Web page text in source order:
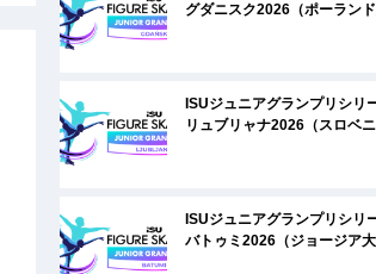
グダニスク2026（ポーランド
ISUジュニアグランプリシリ
リュブリャナ2026（スロベニ
ISUジュニアグランプリシリ
バトゥミ2026（ジョージア大